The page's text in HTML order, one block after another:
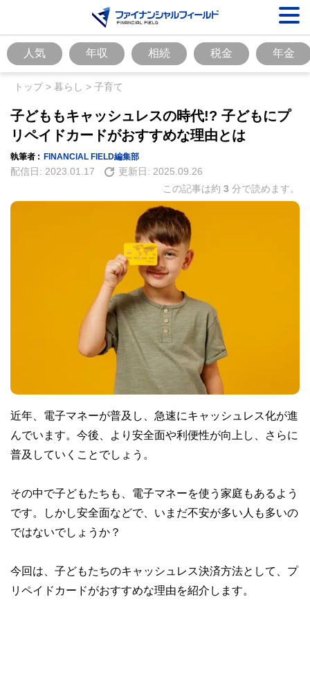
人気 年収 相続 税金 年金
トップ> 暮らし > 子育て
子どももキャッシュレスの時代!? 子どもにプ
リペイドカードがおすすめな理由とは
執筆者 : FINANCIAL FIELD編集部
配信日: 2023.01.17 更新日: 2025.09.26
この記事は約 3 分で読めます。
近年、電子マネーが普及し、急速にキャッシュレス化が進
んでいます。今後、より安全面や利便性が向上し、さらに
普及していくことでしょう。
その中で子どもたちも、電子マネーを使う家庭もあるよう
です。しかし安全面などで、いまだ不安が多い人も多いの
ではないでしょうか？
今回は、子どもたちのキャッシュレス決済方法として、プ
リペイドカードがおすすめな理由を紹介します。